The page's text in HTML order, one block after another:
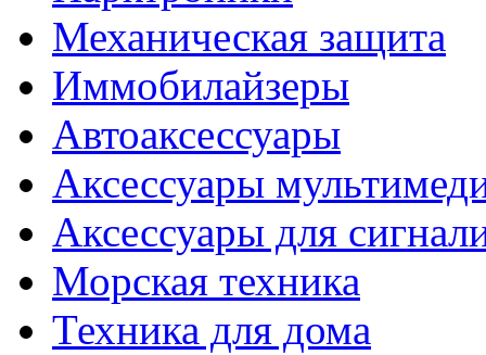
Механическая защита
Иммобилайзеры
Автоаксессуары
Аксессуары
Аксессуары для
Морская техника
Техника для дома